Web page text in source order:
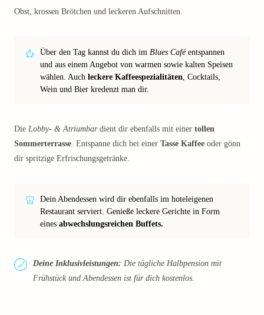
Obst, krossen Brötchen und leckeren Aufschnitten.
Über den Tag kannst du dich im Blues Caféentspannen
und aus einem Angebot von warmen sowie kalten Speisen
wählen. Auch leckere Kaffeespezialitäten, Cocktails,
Wein und Bier kredenzt man dir.
Die Lobby- & Atriumbardient dir ebenfalls mit einer tollen
Sommerterrasse. Entspanne dich bei einer Tasse Kaffee oder gönn
dir spritzige Erfrischungsgetränke.
Dein Abendessen wird dir ebenfalls im hoteleigenen
Restaurant serviert. Genieße leckere Gerichte in Form
eines abwechslungsreichen Buffets.
Deine Inklusivleistungen: Die tägliche Halbpension mit
Frühstück und Abendessen ist für dich kostenlos.